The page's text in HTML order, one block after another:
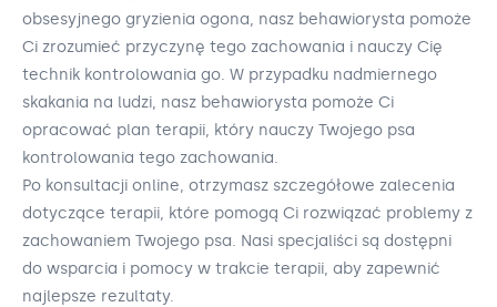
obsesyjnego gryzienia ogona, nasz behawiorysta pomoże
Ci zrozumieć przyczynę tego zachowania i nauczy Cię
technik kontrolowania go. W przypadku nadmiernego
skakania na ludzi, nasz behawiorysta pomoże Ci
opracować plan terapii, który nauczy Twojego psa
kontrolowania tego zachowania.
Po konsultacji online, otrzymasz szczegółowe zalecenia
dotyczące terapii, które pomogą Ci rozwiązać problemy z
zachowaniem Twojego psa. Nasi specjaliści są dostępni
do wsparcia i pomocy w trakcie terapii, aby zapewnić
najlepsze rezultaty.